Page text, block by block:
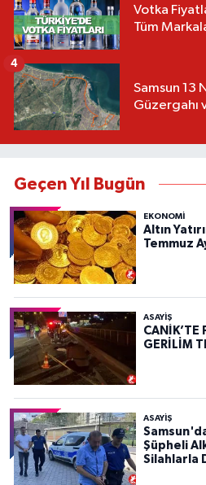
Votka
Tüm
Samsun 13
Güzergahı
4
Geçen Yıl Bugün
EKONOMİ
Altın
Temmuz
ASAYIŞ
CANİK’TE
GERİLİM
ASAYIŞ
Şüpheli
Silahlarla